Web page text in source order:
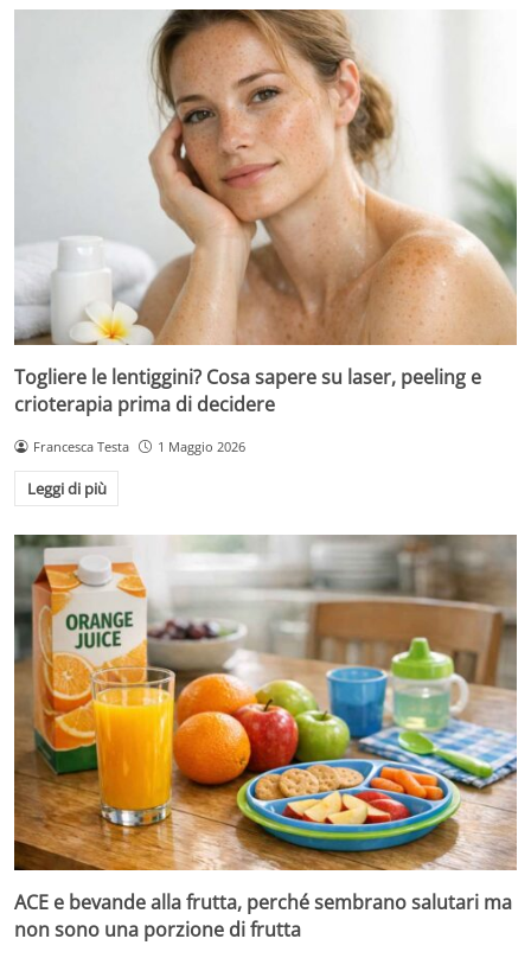
Togliere le lentiggini? Cosa sapere su laser, peeling e
crioterapia prima di decidere
Francesca Testa 1 Maggio 2026
Leggi di più
ACE e bevande alla frutta, perché sembrano salutari ma
non sono una porzione di frutta